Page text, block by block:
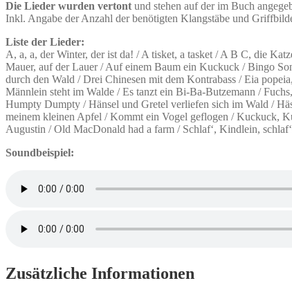
Die Lieder wurden vertont und stehen auf der im Buch
Inkl. Angabe der Anzahl der benötigten Klangstäbe und
Liste der Lieder:
A, a, a, der Winter, der ist da! / A tisket, a tasket / A B C, die
Mauer, auf der Lauer / Auf einem Baum ein Kuckuck / Bingo
durch den Wald / Drei Chinesen mit dem Kontrabass / Eia
Männlein steht im Walde / Es tanzt ein Bi-Ba-Butzemann /
Humpty Dumpty / Hänsel und Gretel verliefen sich im Wald /
meinem kleinen Apfel / Kommt ein Vogel geflogen / Kuckuck,
Augustin / Old MacDonald had a farm / Schlaf‘, Kindlein,
Soundbeispiel:
Zusätzliche Informationen